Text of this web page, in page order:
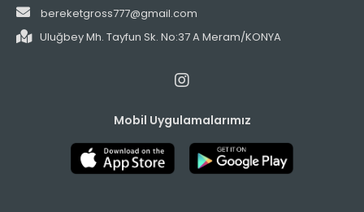
bereketgross777@gmail.com
Uluğbey Mh. Tayfun Sk. No:37 A Meram/KONYA
Mobil Uygulamalarımız